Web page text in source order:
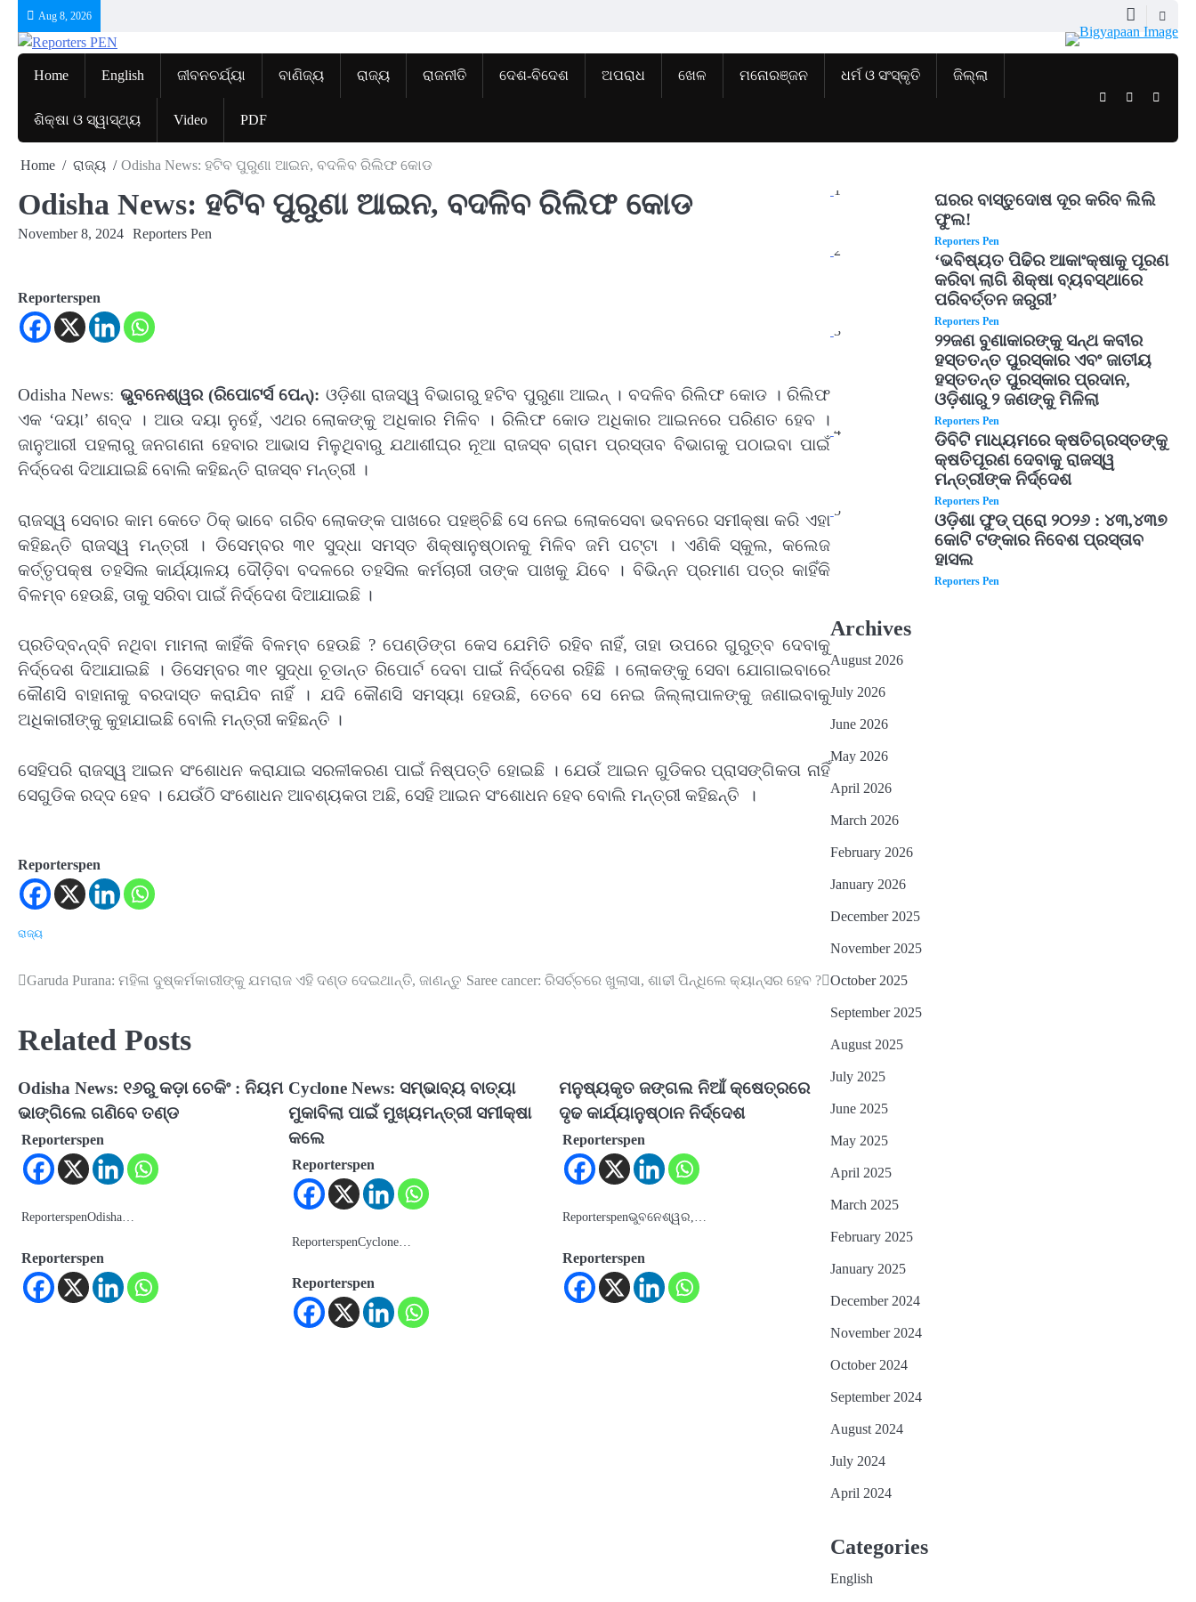
content
Aug 8, 2026
Home English ଜୀବନଚର୍ଯ୍ୟା ବାଣିଜ୍ୟ ରାଜ୍ୟ ରାଜନୀତି ଦେଶ-ବିଦେଶ ଅପରାଧ ଖେଳ ମନୋରଞ୍ଜନ ଧର୍ମ ଓ ସଂସ୍କୃତି ଜିଲ୍ଲା
ଶିକ୍ଷା ଓ ସ୍ୱାସ୍ଥ୍ୟ Video PDF
TwitterFacebook
Home ରାଜ୍ୟ Odisha News: ହଟିବ ପୁରୁଣା ଆଇନ, ବଦଳିବ ରିଲିଫ କୋଡ
Odisha News: ହଟିବ ପୁରୁଣା ଆଇନ, ବଦଳିବ ରିଲିଫ କୋଡ
November 8, 2024 Reporters Pen
Reporterspen
Odisha News: ଭୁବନେଶ୍ୱର (ରିପୋଟର୍ସ ପେନ୍‌): ଓଡ଼ିଶା ରାଜସ୍ୱ ବିଭାଗରୁ ହଟିବ ପୁରୁଣା ଆଇନ୍ । ବଦଳିବ ରିଲିଫ କୋଡ । ରିଲିଫ
ଏକ ‘ଦୟା’ ଶବ୍ଦ । ଆଉ ଦୟା ନୁହେଁ, ଏଥର ଲୋକଙ୍କୁ ଅଧିକାର ମିଳିବ । ରିଲିଫ କୋଡ ଅଧିକାର ଆଇନରେ ପରିଣତ ହେବ ।
ଜାନୁଆରୀ ପହଲାରୁ ଜନଗଣନା ହେବାର ଆଭାସ ମିଳୁଥିବାରୁ ଯଥାଶୀଘ୍ର ନୂଆ ରାଜସ୍ବ ଗ୍ରାମ ପ୍ରସ୍ତାବ ବିଭାଗକୁ ପଠାଇବା ପାଇଁ
ନିର୍ଦ୍ଦେଶ ଦିଆଯାଇଛି ବୋଲି କହିଛନ୍ତି ରାଜସ୍ବ ମନ୍ତ୍ରୀ ।
ରାଜସ୍ୱ ସେବାର କାମ କେତେ ଠିକ୍ ଭାବେ ଗରିବ ଲୋକଙ୍କ ପାଖରେ ପହଞ୍ଚିଛି ସେ ନେଇ ଲୋକସେବା ଭବନରେ ସମୀକ୍ଷା କରି ଏହା
କହିଛନ୍ତି ରାଜସ୍ୱ ମନ୍ତ୍ରୀ । ଡିସେମ୍ବର ୩୧ ସୁଦ୍ଧା ସମସ୍ତ ଶିକ୍ଷାନୁଷ୍ଠାନକୁ ମିଳିବ ଜମି ପଟ୍ଟା । ଏଣିକି ସ୍କୁଲ, କଲେଜ
କର୍ତ୍ତୃପକ୍ଷ ତହସିଲ କାର୍ଯ୍ୟାଳୟ ଦୌଡ଼ିବା ବଦଳରେ ତହସିଲ କର୍ମଚାରୀ ତାଙ୍କ ପାଖକୁ ଯିବେ । ବିଭିନ୍ନ ପ୍ରମାଣ ପତ୍ର କାହିଁକି
ବିଳମ୍ବ ହେଉଛି, ତାକୁ ସରିବା ପାଇଁ ନିର୍ଦ୍ଦେଶ ଦିଆଯାଇଛି ।
ପ୍ରତିଦ୍ବନ୍ଦ୍ବି ନଥିବା ମାମଲା କାହିଁକି ବିଳମ୍ବ ହେଉଛି ? ପେଣ୍ଡିଙ୍ଗ କେସ ଯେମିତି ରହିବ ନାହିଁ, ତାହା ଉପରେ ଗୁରୁତ୍ବ ଦେବାକୁ
ନିର୍ଦ୍ଦେଶ ଦିଆଯାଇଛି । ଡିସେମ୍ବର ୩୧ ସୁଦ୍ଧା ଚୂଡାନ୍ତ ରିପୋର୍ଟ ଦେବା ପାଇଁ ନିର୍ଦ୍ଦେଶ ରହିଛି । ଲୋକଙ୍କୁ ସେବା ଯୋଗାଇବାରେ
କୌଣସି ବାହାନାକୁ ବରଦାସ୍ତ କରାଯିବ ନାହିଁ । ଯଦି କୌଣସି ସମସ୍ୟା ହେଉଛି, ତେବେ ସେ ନେଇ ଜିଲ୍ଲାପାଳଙ୍କୁ ଜଣାଇବାକୁ
ଅଧିକାରୀଙ୍କୁ କୁହାଯାଇଛି ବୋଲି ମନ୍ତ୍ରୀ କହିଛନ୍ତି ।
ସେହିପରି ରାଜସ୍ୱ ଆଇନ ସଂଶୋଧନ କରାଯାଇ ସରଳୀକରଣ ପାଇଁ ନିଷ୍ପତ୍ତି ହୋଇଛି । ଯେଉଁ ଆଇନ ଗୁଡିକର ପ୍ରାସଙ୍ଗିକତା ନାହିଁ
ସେଗୁଡିକ ରଦ୍ଦ ହେବ । ଯେଉଁଠି ସଂଶୋଧନ ଆବଶ୍ୟକତା ଅଛି, ସେହି ଆଇନ ସଂଶୋଧନ ହେବ ବୋଲି ମନ୍ତ୍ରୀ କହିଛନ୍ତି ।
Reporterspen
ରାଜ୍ୟ
Post
Garuda Purana: ମହିଳା ଦୁଷ୍କର୍ମକାରୀଙ୍କୁ ଯମରାଜ ଏହି ଦଣ୍ଡ ଦେଇଥାନ୍ତି, ଜାଣନ୍ତୁ Saree cancer: ରିସର୍ଚ୍ଚରେ ଖୁଲାସା, ଶାଢୀ ପିନ୍ଧିଲେ କ୍ୟାନ୍ସର ହେବ ?
Related Posts
Odisha News: ୧୬ରୁ କଡ଼ା ଚେକିଂ : ନିୟମ
ଭାଙ୍ଗିଲେ ଗଣିବେ ତଣ୍ଡ
Reporterspen
ReporterspenOdisha…
Reporterspen
Cyclone News: ସମ୍ଭାବ୍ୟ ବାତ୍ୟା
ମୁକାବିଲା ପାଇଁ ମୁଖ୍ୟମନ୍ତ୍ରୀ ସମୀକ୍ଷା
କଲେ
Reporterspen
ReporterspenCyclone…
Reporterspen
ମନୁଷ୍ୟକୃତ ଜଙ୍ଗଲ ନିଆଁ କ୍ଷେତ୍ରରେ
ଦୃଢ କାର୍ଯ୍ୟାନୁଷ୍ଠାନ ନିର୍ଦ୍ଦେଶ
Reporterspen
Reporterspenଭୁବନେଶ୍ୱର,…
Reporterspen
1
ଘରର ବାସ୍ତୁଦୋଷ ଦୂର କରିବ ଲିଲି
ଫୁଲ!
Reporters Pen
2
‘ଭବିଷ୍ୟତ ପିଢିର ଆକାଂକ୍ଷାକୁ ପୂରଣ
କରିବା ଲାଗି ଶିକ୍ଷା ବ୍ୟବସ୍ଥାରେ
ପରିବର୍ତ୍ତନ ଜରୁରୀ’
Reporters Pen
3
୨୨ଜଣ ବୁଣାକାରଙ୍କୁ ସନ୍ଥ କବୀର
ହସ୍ତତନ୍ତ ପୁରସ୍କାର ଏବଂ ଜାତୀୟ
ହସ୍ତତନ୍ତ ପୁରସ୍କାର ପ୍ରଦାନ,
ଓଡ଼ିଶାରୁ ୨ ଜଣଙ୍କୁ ମିଳିଲା
Reporters Pen
4
ଡିବିଟି ମାଧ୍ୟମରେ କ୍ଷତିଗ୍ରସ୍ତଙ୍କୁ
କ୍ଷତିପୂରଣ ଦେବାକୁ ରାଜସ୍ୱ
ମନ୍ତ୍ରୀଙ୍କ ନିର୍ଦ୍ଦେଶ
Reporters Pen
5
ଓଡ଼ିଶା ଫୁଡ୍ ପ୍ରୋ ୨୦୨୬ : ୪୩,୪୩୭
କୋଟି ଟଙ୍କାର ନିବେଶ ପ୍ରସ୍ତାବ
ହାସଲ
Reporters Pen
Archives
August 2026
July 2026
June 2026
May 2026
April 2026
March 2026
February 2026
January 2026
December 2025
November 2025
October 2025
September 2025
August 2025
July 2025
June 2025
May 2025
April 2025
March 2025
February 2025
January 2025
December 2024
November 2024
October 2024
September 2024
August 2024
July 2024
April 2024
Categories
English